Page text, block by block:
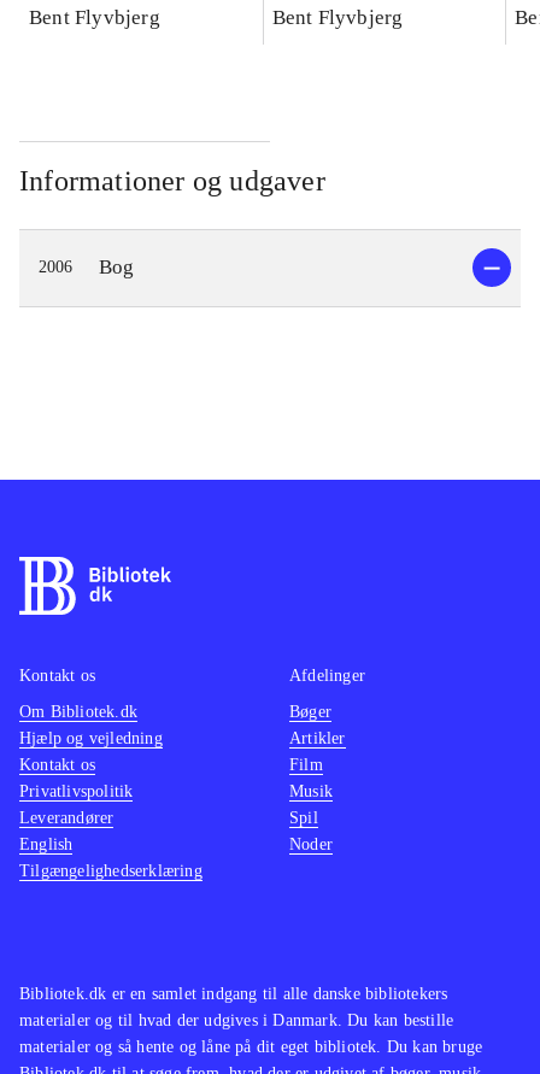
konkretes videnskab
Bent Flyvbjerg
konkretes videnskab
Bent Flyvbjerg
Informationer og udgaver
2006 Bog
Bibliotek.dk er en samlet indgang til alle danske bibliotekers
materialer og til hvad der udgives i Danmark. Du kan bestille
materialer og så hente og låne på dit eget bibliotek. Du kan bruge
Kontakt os
Om Bibliotek.dk
Hjælp og vejledning
Kontakt os
Privatlivspolitik
Leverandører
English
Tilgængelighedserklæring
Afdelinger
Bøger
Artikler
Film
Musik
Spil
Noder